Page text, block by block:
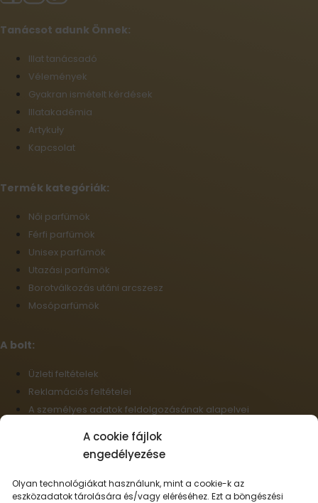
A cookie fájlok
engedélyezése
Olyan technológiákat használunk, mint a cookie-k az
eszközadatok tárolására és/vagy eléréséhez. Ezt a böngészési
Tanácsot adunk Önnek:
Illat tanácsadó
Vélemények
Gyakran ismételt kérdések
Illatakadémia
Artykuły
Kapcsolat
Termék kategóriák:
Női parfümök
Férfi parfümök
Unisex parfümök
Utazási parfümök
Borotválkozás utáni arcszesz
Mosóparfümök
A bolt:
Üzleti feltételek
Reklamációs feltételei
A személyes adatok feldolgozásának alapelvei
Nagykereskedelem
Elállás a szerződéstől